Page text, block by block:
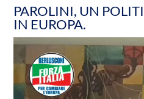
PAROLINI, UN
IN EUROPA.